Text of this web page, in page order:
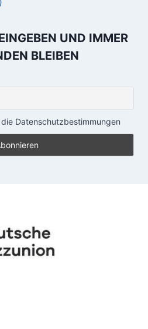
UND IMMER
BLEIBEN
Datenschutzbestimmungen